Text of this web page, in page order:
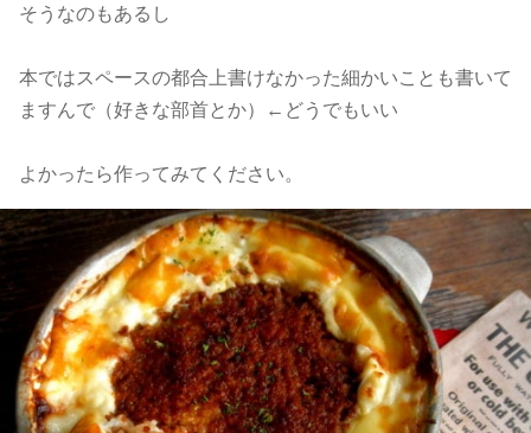
そうなのもあるし
本ではスペースの都合上書けなかった細かいことも書いて
ますんで（好きな部首とか）←どうでもいい
よかったら作ってみてください。